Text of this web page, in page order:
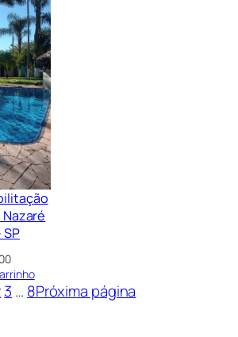
3 … 8Próxima página